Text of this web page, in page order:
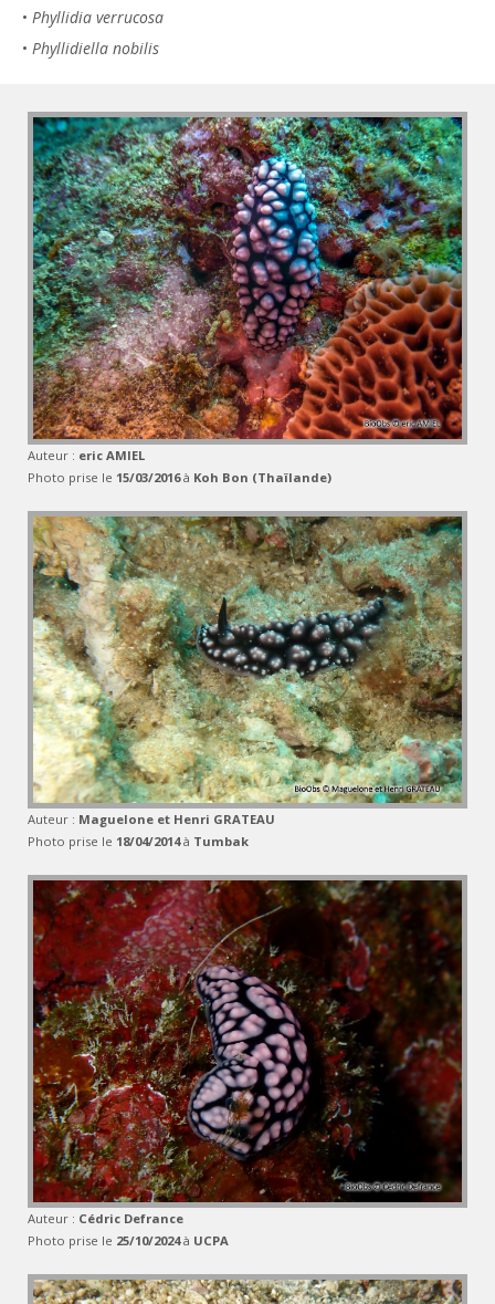
• Phyllidia verrucosa
• Phyllidiella nobilis
Auteur : eric AMIEL
Photo prise le 15/03/2016à Koh Bon (Thaïlande)
Auteur : Maguelone et Henri GRATEAU
Photo prise le 18/04/2014à Tumbak
Auteur : Cédric Defrance
Photo prise le 25/10/2024à UCPA